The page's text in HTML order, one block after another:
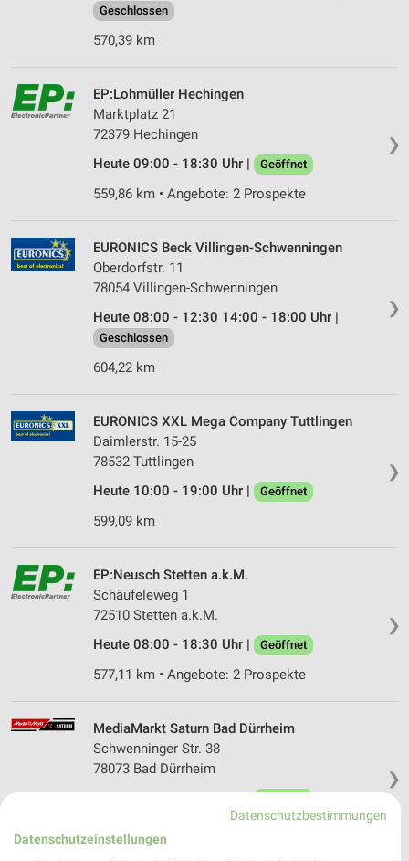
Geschlossen
570,39 km
❯
EP:Lohmüller Hechingen
Marktplatz 21
72379 Hechingen
Heute 09:00 - 18:30 Uhr |
Geöffnet
559,86 km • Angebote: 2 Prospekte
❯
EURONICS Beck Villingen-Schwenningen
Oberdorfstr. 11
78054 Villingen-Schwenningen
Heute 08:00 - 12:30 14:00 - 18:00 Uhr |
Geschlossen
604,22 km
❯
EURONICS XXL Mega Company Tuttlingen
Daimlerstr. 15-25
78532 Tuttlingen
Heute 10:00 - 19:00 Uhr |
Geöffnet
599,09 km
❯
EP:Neusch Stetten a.k.M.
Schäufeleweg 1
72510 Stetten a.k.M.
Heute 08:00 - 18:30 Uhr |
Geöffnet
577,11 km • Angebote: 2 Prospekte
❯
MediaMarkt Saturn Bad Dürrheim
Schwenninger Str. 38
78073 Bad Dürrheim
Datenschutzbestimmungen
Datenschutzeinstellungen